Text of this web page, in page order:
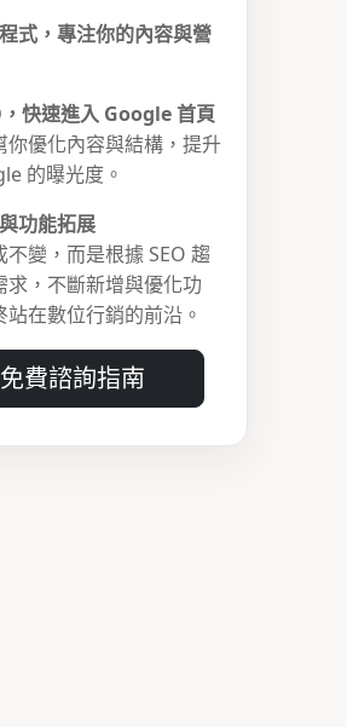
式，專注你的內容與營
，快速進入 Google 首頁
你優化內容與結構，提升
的曝光度。
功能拓展
變，而是根據 SEO 趨
求，不斷新增與優化功
站在數位行銷的前沿。
費諮詢指南